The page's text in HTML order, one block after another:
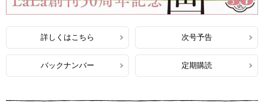
詳しくはこちら 次号予告
バックナンバー 定期購読